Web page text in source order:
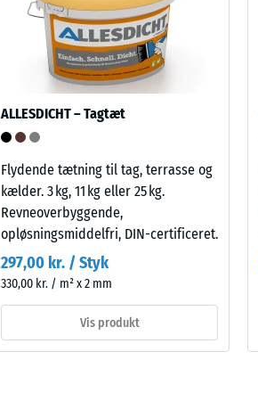
ALLESDICHT – Tagtæt
Flydende tætning til tag, terrasse og
kælder. 3 kg, 11 kg eller 25 kg.
Revneoverbyggende,
opløsningsmiddelfri, DIN-certificeret.
297,00 kr. / Styk
330,00 kr. / m² x 2 mm
Vis produkt